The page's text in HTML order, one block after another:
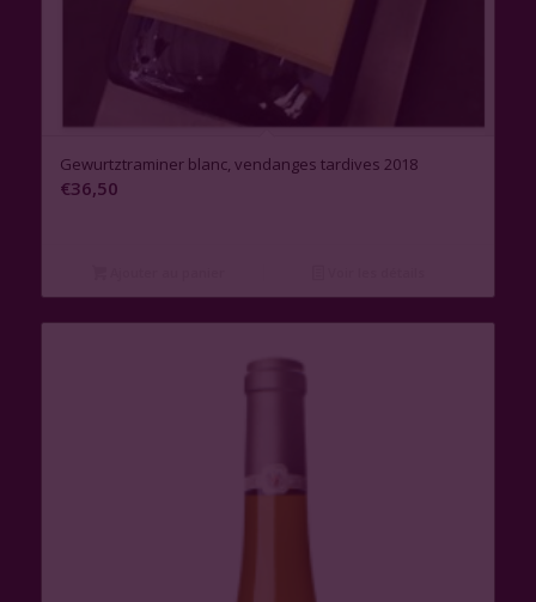
Gewurtztraminer blanc, vendanges tardives 2018
€36,50